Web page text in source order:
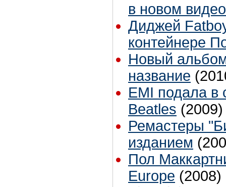
в новом
Диджей
контейнере
Новый
название
EMI подала в
Beatles (2009)
Ремастеры
изданием
Пол
Europe (2008)